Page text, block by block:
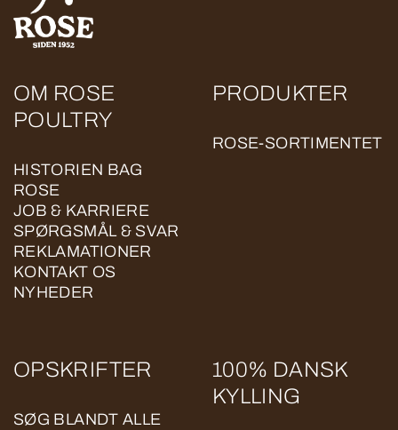
OM ROSE
POULTRY
HISTORIEN BAG
ROSE
JOB & KARRIERE
SPØRGSMÅL & SVAR
REKLAMATIONER
KONTAKT OS
NYHEDER
PRODUKTER
ROSE-SORTIMENTET
OPSKRIFTER
SØG BLANDT ALLE
100% DANSK
KYLLING